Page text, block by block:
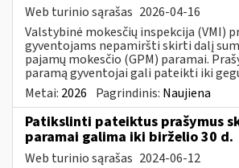
Web turinio sąrašas 2026-04-16
Valstybinė mokesčių inspekcija (VMI)
gyventojams nepamiršti skirti dalį
pajamų mokesčio (GPM) paramai.
paramą gyventojai gali pateikti iki
Metai: 2026 Pagrindinis: Naujiena
Patikslinti pateiktus prašymus
paramai galima iki birželio 30 d.
Web turinio sąrašas 2024-06-12